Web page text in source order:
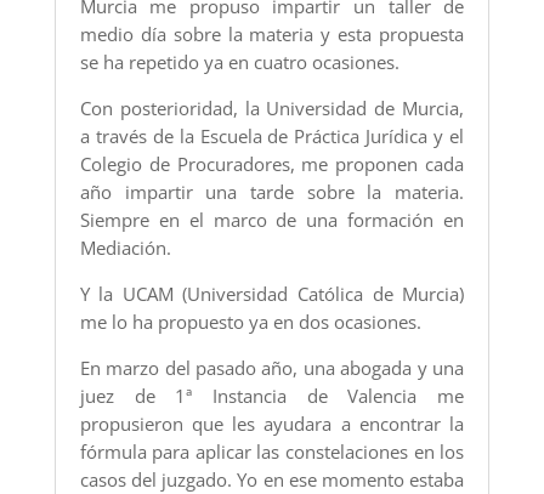
Murcia me propuso impartir un taller de
medio día sobre la materia y esta propuesta
se ha repetido ya en cuatro ocasiones.
Con posterioridad, la Universidad de Murcia,
a través de la Escuela de Práctica Jurídica y el
Colegio de Procuradores, me proponen cada
año impartir una tarde sobre la materia.
Siempre en el marco de una formación en
Mediación.
Y la UCAM (Universidad Católica de Murcia)
me lo ha propuesto ya en dos ocasiones.
En marzo del pasado año, una abogada y una
juez de 1ª Instancia de Valencia me
propusieron que les ayudara a encontrar la
fórmula para aplicar las constelaciones en los
casos del juzgado. Yo en ese momento estaba